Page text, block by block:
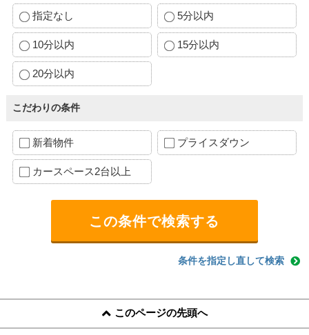
指定なし 5分以内
10分以内 15分以内
20分以内
こだわりの条件
新着物件 プライスダウン
カースペース2台以上
条件を指定し直して検索
このページの先頭へ